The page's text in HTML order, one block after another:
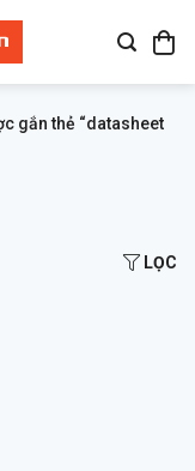
gắn thẻ “datasheet
LỌC